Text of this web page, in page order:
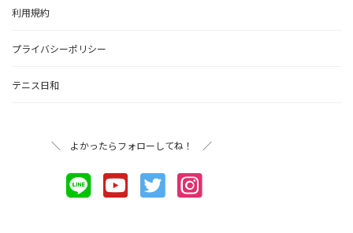
利用規約
プライバシーポリシー
テニス日和
＼ よかったらフォローしてね！ ／